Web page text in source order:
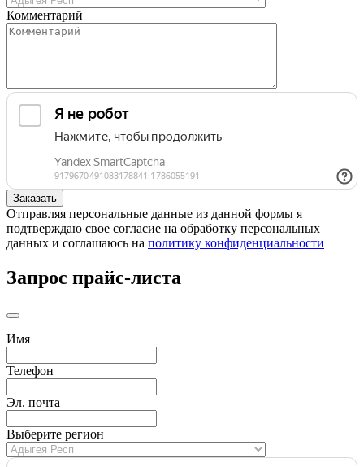
Комментарий
Отправляя персональные данные из данной формы я
подтверждаю свое согласие на обработку персональных
данных и соглашаюсь на политику конфиденциальности
Запрос прайс-листа
Имя
Телефон
Эл. почта
Выберите регион